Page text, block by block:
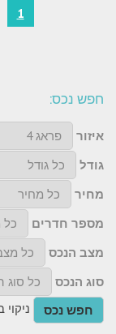
1
חפש נכס:
איזור
גודל
מחיר
מספר חדרים
מצב הנכס
סוג הנכס
חפש נכס